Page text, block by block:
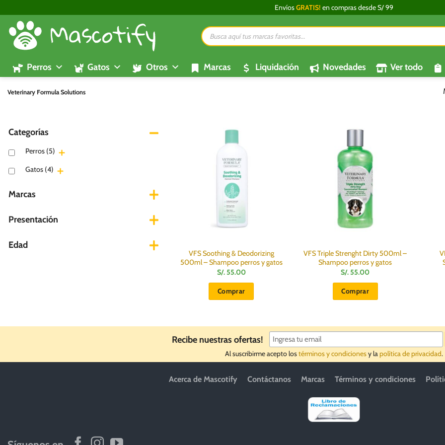
al
contenido
EnvíosGRATIS! en compras desde S/ 99
Búsqueda
de
productos
Perros Gatos Otros Marcas Liquidación Novedades Ver todo
Veterinary Formula Solutions
Categorías
Perros (5)
Gatos (4)
Marcas
Presentación
Edad
VFS Soothing & Deodorizing
500ml – Shampoo perros y gatos
S/. 55.00
Comprar
VFS Triple Strenght Dirty 500ml –
Shampoo perros y gatos
S/. 55.00
Comprar
Recibe nuestras ofertas!
Al suscribirme acepto lostérminos y condicionesy lapolítica de privacidad.
Acerca de Mascotify Contáctanos Marcas Términos y condiciones